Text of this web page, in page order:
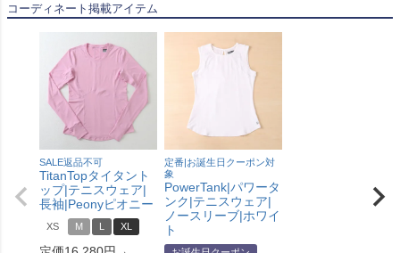
コーディネート掲載アイテム
SALE返品不可
TitanTopタイタント
ップ|テニスウェア|
長袖|Peonyピオニー
XS M L XL
定番|お誕生日クーポン対
象
PowerTank|パワータ
ンク|テニスウェア|
ノースリーブ|ホワイ
ト